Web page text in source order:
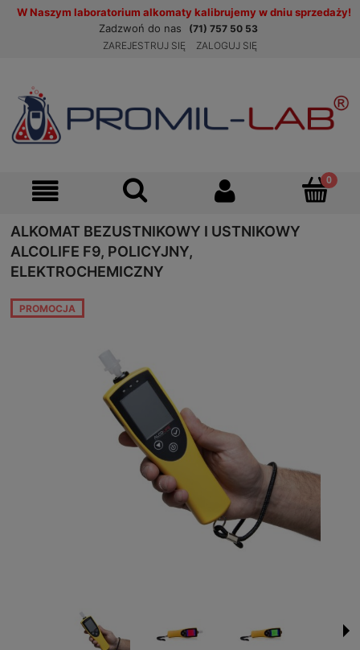
W Naszym laboratorium alkomaty kalibrujemy w dniu sprzedaży!
Zadzwoń do nas
(71) 757 50 53
ZAREJESTRUJ SIĘ
ZALOGUJ SIĘ
ALKOMAT BEZUSTNIKOWY I USTNIKOWY
ALCOLIFE F9, POLICYJNY,
ELEKTROCHEMICZNY
PROMOCJA